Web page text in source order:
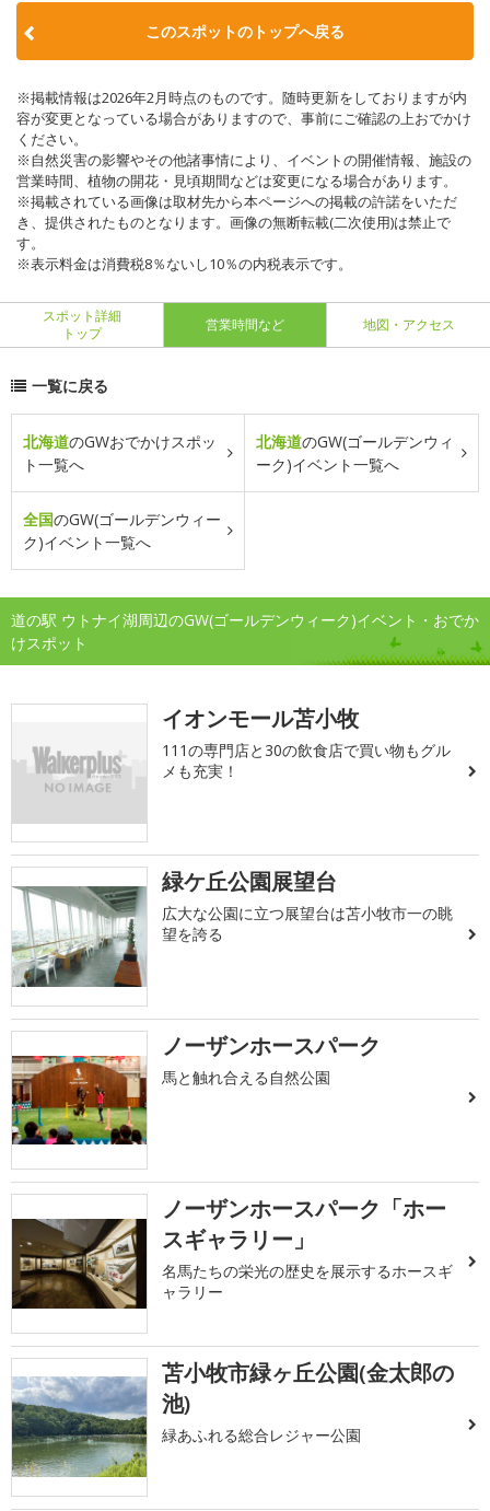
このスポットのトップへ戻る
※掲載情報は2026年2月時点のものです。随時更新をしておりますが内
容が変更となっている場合がありますので、事前にご確認の上おでかけ
ください。
※自然災害の影響やその他諸事情により、イベントの開催情報、施設の
営業時間、植物の開花・見頃期間などは変更になる場合があります。
※掲載されている画像は取材先から本ページへの掲載の許諾をいただ
き、提供されたものとなります。画像の無断転載(二次使用)は禁止で
す。
※表示料金は消費税8％ないし10％の内税表示です。
スポット詳細
トップ
営業時間など 地図・アクセス
一覧に戻る
北海道のGWおでかけスポッ
ト一覧へ
北海道のGW(ゴールデンウィ
ーク)イベント一覧へ
全国のGW(ゴールデンウィー
ク)イベント一覧へ
道の駅 ウトナイ湖周辺のGW(ゴールデンウィーク)イベント・おでか
けスポット
イオンモール苫小牧
111の専門店と30の飲食店で買い物もグル
メも充実！
緑ケ丘公園展望台
広大な公園に立つ展望台は苫小牧市一の眺
望を誇る
ノーザンホースパーク
馬と触れ合える自然公園
ノーザンホースパーク「ホー
スギャラリー」
名馬たちの栄光の歴史を展示するホースギ
ャラリー
苫小牧市緑ヶ丘公園(金太郎の
池)
緑あふれる総合レジャー公園